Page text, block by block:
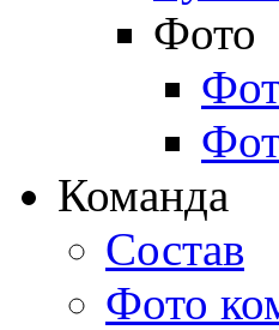
Фото
Команда
Состав
Фото